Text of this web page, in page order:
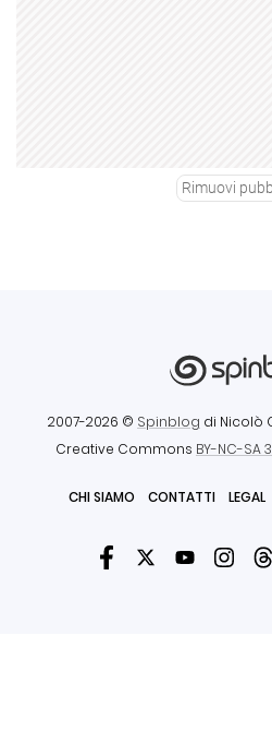
Rimuovi
2007-2026 © Spinblog di Nicolò
Creative Commons BY-NC-SA
CHI SIAMO CONTATTI LEGAL